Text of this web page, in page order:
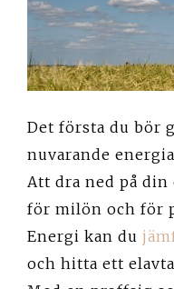
Det första du bör
nuvarande
Att dra ned på
för milön och för
Energi kan du
och hitta ett